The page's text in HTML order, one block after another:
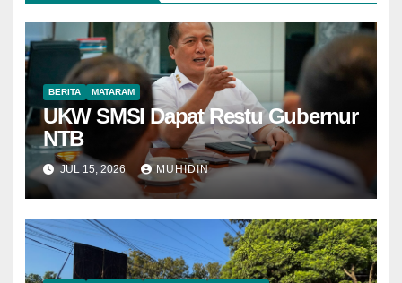
BERITA MATARAM
UKW SMSI Dapat Restu Gubernur
NTB
JUL 15, 2026 MUHIDIN